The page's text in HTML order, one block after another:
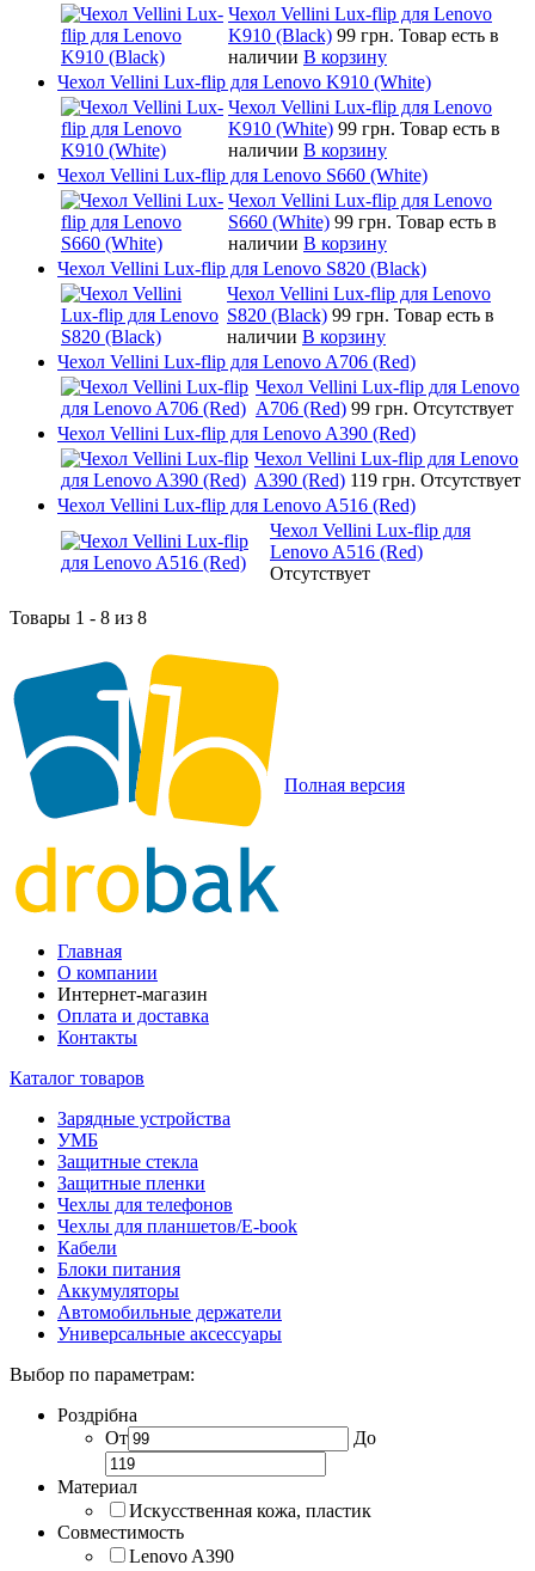
Чехол Vellini Lux-flip для Lenovo
K910 (Black) 99 грн. Товар есть в
наличии В корзину
Чехол Vellini Lux-flip для Lenovo K910 (White)
Чехол Vellini Lux-flip для Lenovo
K910 (White) 99 грн. Товар есть в
наличии В корзину
Чехол Vellini Lux-flip для Lenovo S660 (White)
Чехол Vellini Lux-flip для Lenovo
S660 (White) 99 грн. Товар есть в
наличии В корзину
Чехол Vellini Lux-flip для Lenovo S820 (Black)
Чехол Vellini Lux-flip для Lenovo
S820 (Black) 99 грн. Товар есть в
наличии В корзину
Чехол Vellini Lux-flip для Lenovo A706 (Red)
Чехол Vellini Lux-flip для Lenovo
A706 (Red) 99 грн. Отсутствует
Чехол Vellini Lux-flip для Lenovo A390 (Red)
Чехол Vellini Lux-flip для Lenovo
A390 (Red) 119 грн. Отсутствует
Чехол Vellini Lux-flip для Lenovo A516 (Red)
Чехол Vellini Lux-flip для
Lenovo A516 (Red)
Отсутствует
Товары 1 - 8 из 8
Полная версия
Главная
О компании
Интернет-магазин
Оплата и доставка
Контакты
Каталог товаров
Зарядные устройства
УМБ
Защитные стекла
Защитные пленки
Чехлы для телефонов
Чехлы для планшетов/E-book
Кабели
Блоки питания
Аккумуляторы
Автомобильные держатели
Универсальные аксессуары
Выбор по параметрам:
Роздрібна
От
До
Материал
Искусственная кожа, пластик
Совместимость
Lenovo A390